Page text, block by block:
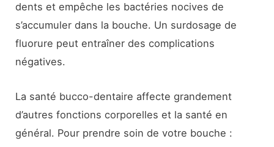
dents et empêche les bactéries nocives de
s’accumuler dans la bouche. Un surdosage de
fluorure peut entraîner des complications
négatives.
La santé bucco-dentaire affecte grandement
d’autres fonctions corporelles et la santé en
général. Pour prendre soin de votre bouche :